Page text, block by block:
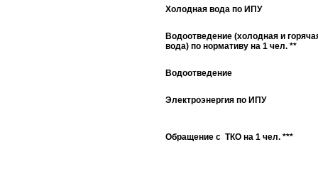
Холодная вода по ИПУ
Водоотведение (холодная и
вода) по нормативу на 1 чел. **
Водоотведение
Электроэнергия по ИПУ
Обращение с ТКО на 1 чел. ***